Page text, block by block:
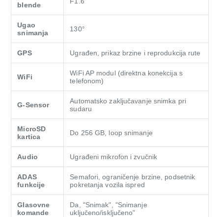
blende
Ugao
snimanja
130°
GPS Ugrađen, prikaz brzine i reprodukcija rute
WiFi
WiFi AP modul (direktna konekcija s
telefonom)
G-Sensor
Automatsko zaključavanje snimka pri
sudaru
MicroSD
kartica
Do 256 GB, loop snimanje
Audio Ugrađeni mikrofon i zvučnik
ADAS
funkcije
Semafori, ograničenje brzine, podsetnik
pokretanja vozila ispred
Glasovne
komande
Da, "Snimak", "Snimanje
uključeno/isključeno"